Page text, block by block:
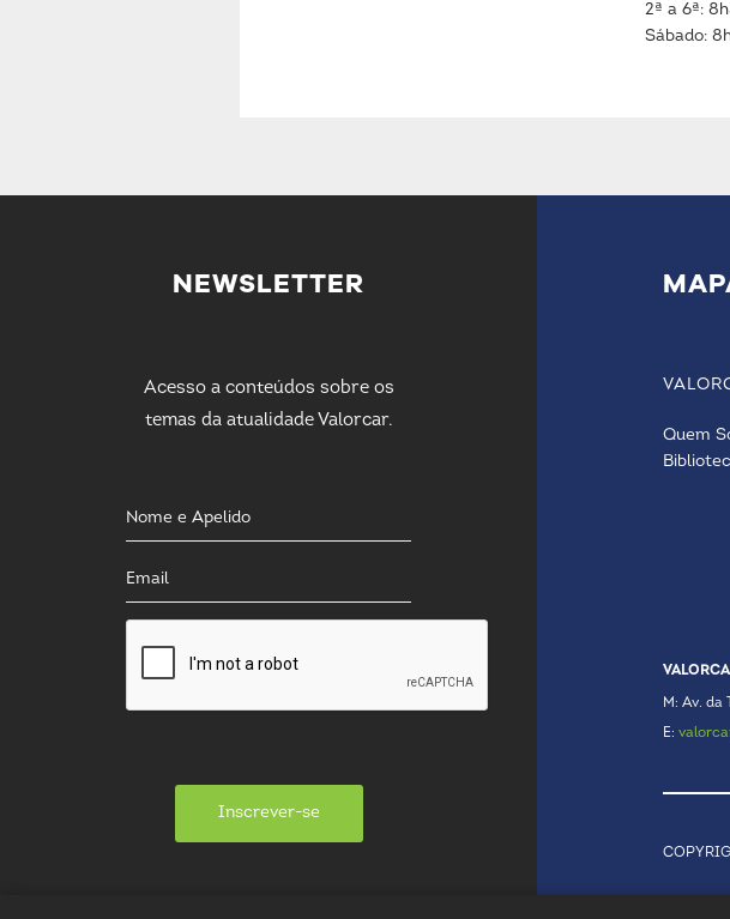
2ª a 6ª:
Sábado:
NEWSLETTER
Acesso a conteúdos sobre os
temas da atualidade Valorcar.
Inscrever-se
Quem
M: Av.
E: